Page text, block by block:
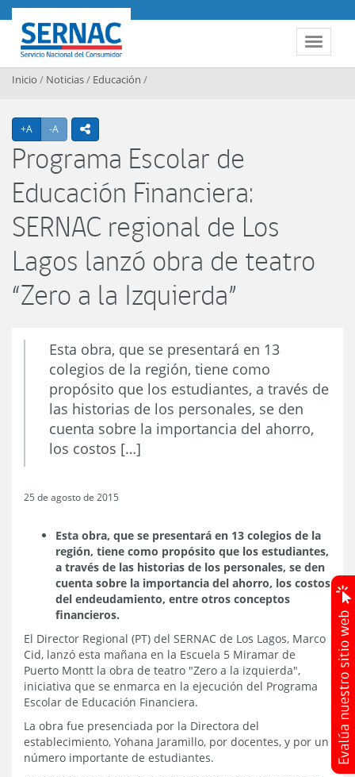
Contenido principal
Toggle
SERNAC
Inicio / Noticias/ Educación /
+A Agrandar texto
-A Achicar textoicono compartir
Programa Escolar de
Educación Financiera:
SERNAC regional de Los
Lagos lanzó obra de teatro
“Zero a la Izquierda”
Esta obra, que se presentará en 13
colegios de la región, tiene como
propósito que los estudiantes, a través de
las historias de los personales, se den
cuenta sobre la importancia del ahorro,
los costos […]
25 de agosto de 2015
Esta obra, que se presentará en 13 colegios de la
región, tiene como propósito que los estudiantes,
a través de las historias de los personales, se den
cuenta sobre la importancia del ahorro, los costos
del endeudamiento, entre otros conceptos
financieros.
El Director Regional (PT) del SERNAC de Los Lagos, Marco
Cid, lanzó esta mañana en la Escuela 5 Miramar de
Puerto Montt la obra de teatro "Zero a la izquierda",
iniciativa que se enmarca en la ejecución del Programa
Escolar de Educación Financiera.
La obra fue presenciada por la Directora del
establecimiento, Yohana Jaramillo, por docentes, y por un
número importante de estudiantes.